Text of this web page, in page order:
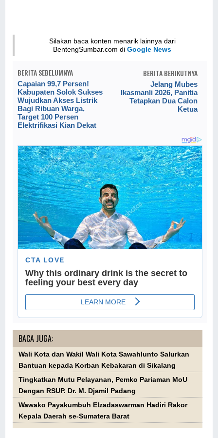
Silakan baca konten menarik lainnya dari
BentengSumbar.com diGoogle News
BERITA SEBELUMNYA
Capaian 99,7 Persen!
Kabupaten Solok Sukses
Wujudkan Akses Listrik
Bagi Ribuan Warga,
Target 100 Persen
Elektrifikasi Kian Dekat
BERITA BERIKUTNYA
Jelang Mubes
Ikasmanli 2026, Panitia
Tetapkan Dua Calon
Ketua
BACA JUGA:
Wali Kota dan Wakil Wali Kota Sawahlunto Salurkan
Bantuan kepada Korban Kebakaran di Sikalang
Tingkatkan Mutu Pelayanan, Pemko Pariaman MoU
Dengan RSUP. Dr. M. Djamil Padang
Wawako Payakumbuh Elzadaswarman Hadiri Rakor
Kepala Daerah se-Sumatera Barat